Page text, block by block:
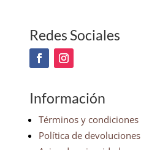
Redes Sociales
Información
Términos y condiciones
Política de devoluciones